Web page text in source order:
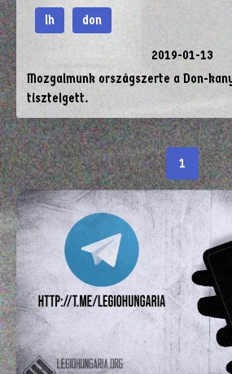
lh don
2019-01-13
Mozgalmunk országszerte a Don-
tisztelgett.
1